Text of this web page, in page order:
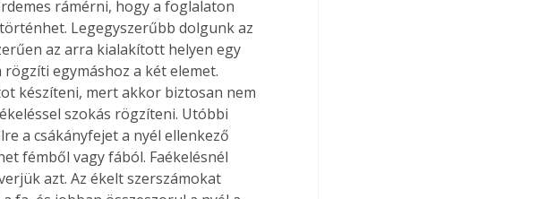
rámérni, hogy a foglalaton
Legegyszerűbb dolgunk az
az arra kialakított helyen egy
egymáshoz a két elemet.
készíteni, mert akkor biztosan nem
szokás rögzíteni. Utóbbi
a csákányfejet a nyél ellenkező
fémből vagy fából. Faékelésnél
azt. Az ékelt szerszámokat